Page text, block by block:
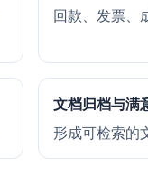
回款、发票、
文档归档与满
形成可检索的